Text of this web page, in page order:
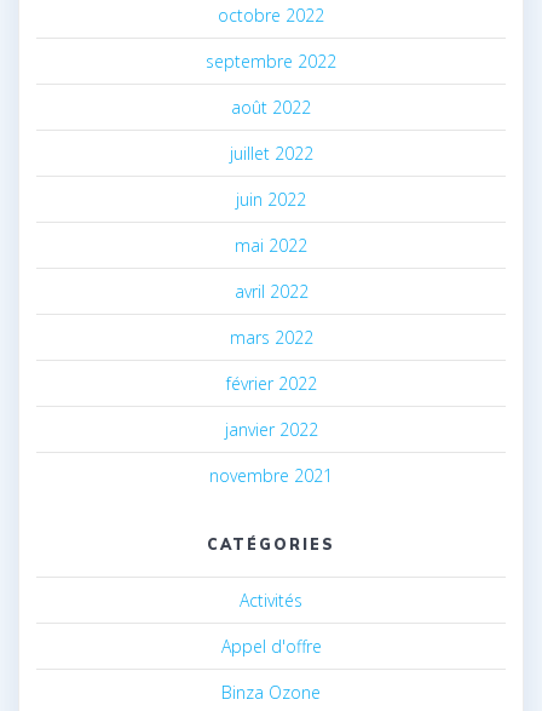
octobre 2022
septembre 2022
août 2022
juillet 2022
juin 2022
mai 2022
avril 2022
mars 2022
février 2022
janvier 2022
novembre 2021
CATÉGORIES
Activités
Appel d'offre
Binza Ozone